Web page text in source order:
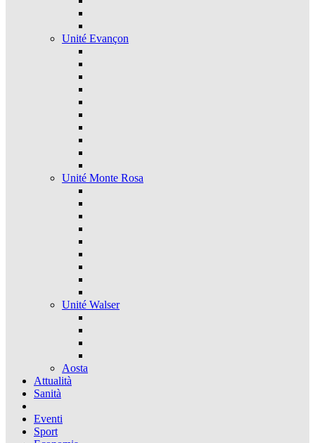
Unité Evançon
Unité Monte Rosa
Unité Walser
Aosta
Attualità
Sanità
Eventi
Sport